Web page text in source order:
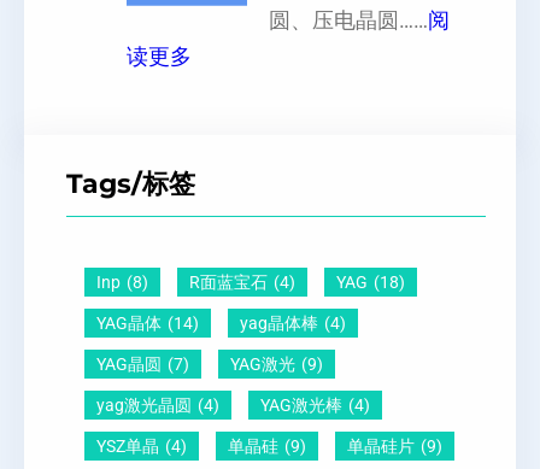
者
？
说
向
向
1
1
怎
么
圆、压电晶圆……阅
读更多
晶
-
压
电
晶
圆
Tags/标签
Inp (8) R面蓝宝石 (4) YAG (18)
YAG晶体 (14) yag晶体棒 (4)
YAG晶圆 (7) YAG激光 (9)
yag激光晶圆 (4) YAG激光棒 (4)
YSZ单晶 (4) 单晶硅 (9) 单晶硅片 (9)